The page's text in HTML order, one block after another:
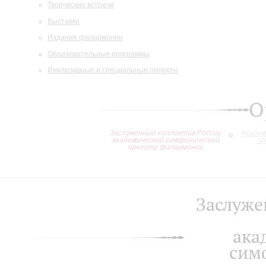
Творческие встречи
Выставки
Издания филармонии
Образовательные программы
Инклюзивные и специальные проекты
Заслуженный коллектив России
академический симфонический
оркестр филармонии